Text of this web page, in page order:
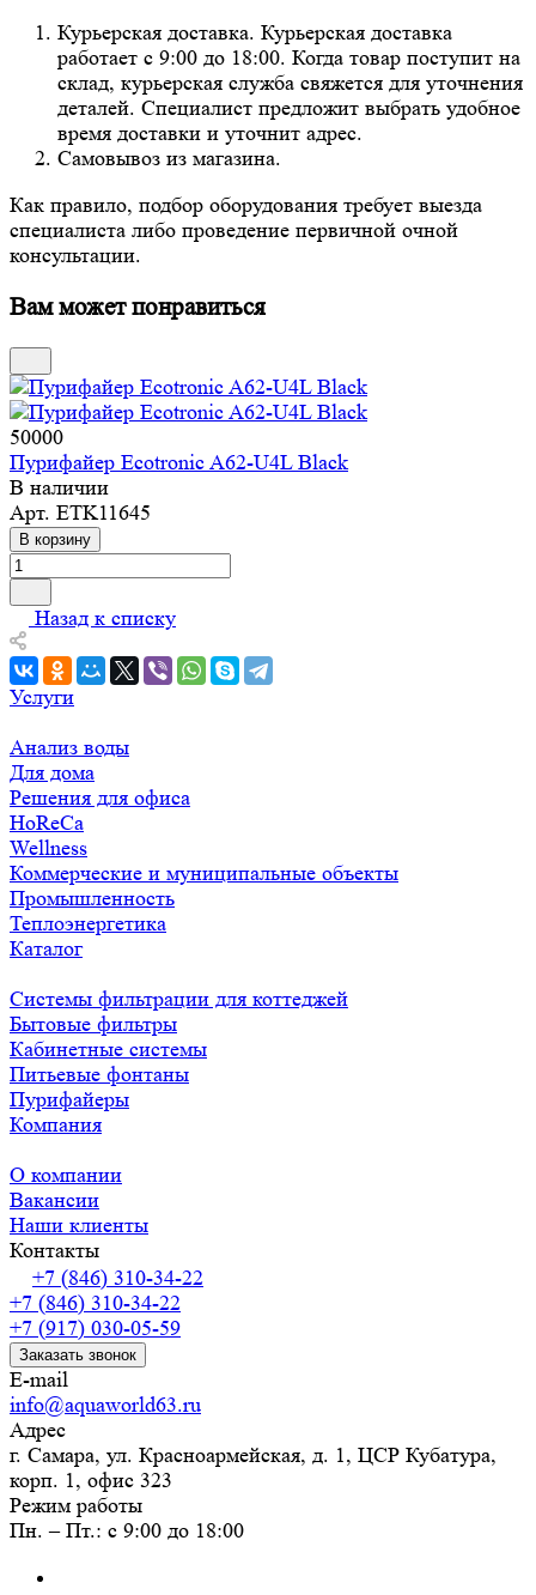
Курьерская доставка. Курьерская доставка
работает с 9:00 до 18:00. Когда товар поступит на
склад, курьерская служба свяжется для уточнения
деталей. Специалист предложит выбрать удобное
время доставки и уточнит адрес.
Самовывоз из магазина.
Как правило, подбор оборудования требует выезда
специалиста либо проведение первичной очной
консультации.
Вам может понравиться
50000
Пурифайер Ecotronic A62-U4L Black
В наличии
Арт. ETK11645
В корзину
Назад к списку
Услуги
Анализ воды
Для дома
Решения для офиса
HoReCa
Wellness
Коммерческие и муниципальные объекты
Промышленность
Теплоэнергетика
Каталог
Системы фильтрации для коттеджей
Бытовые фильтры
Кабинетные системы
Питьевые фонтаны
Пурифайеры
Компания
О компании
Вакансии
Наши клиенты
Контакты
+7 (846) 310-34-22
+7 (846) 310-34-22
+7 (917) 030-05-59
Заказать звонок
E-mail
info@aquaworld63.ru
Адрес
г. Самара, ул. Красноармейская, д. 1, ЦСР Кубатура,
корп. 1, офис 323
Режим работы
Пн. – Пт.: с 9:00 до 18:00